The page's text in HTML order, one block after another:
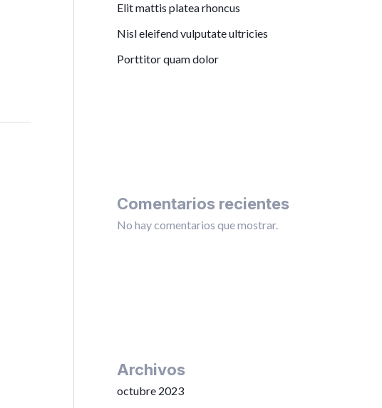
Elit mattis platea rhoncus
Nisl eleifend vulputate ultricies
Porttitor quam dolor
Comentarios recientes
No hay comentarios que mostrar.
Archivos
octubre 2023